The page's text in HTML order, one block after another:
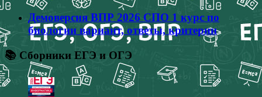
Демоверсия ВПР 2026 СПО 1 курс по
биологии вариант, ответы, критерии
📚 Сборники ЕГЭ и ОГЭ